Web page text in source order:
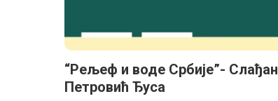
“Рељеф и воде Србије”- Слађан
Петровић Ђуса